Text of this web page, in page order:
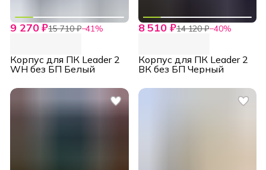
9 270 ₽15 710 ₽−41%
Корпус для ПК Leader 2
WH без БП Белый
8 510 ₽14 120 ₽−40%
Корпус для ПК Leader 2
ВК без БП Черный